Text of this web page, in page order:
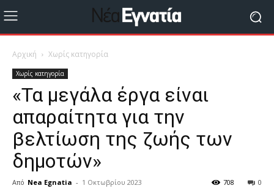
Αρχική Χωρίς κατηγορία
Χωρίς κατηγορία
«Τα μεγάλα έργα είναι
απαραίτητα για την
βελτίωση της ζωής των
δημοτών»
Από Nea Egnatia - 1 Οκτωβρίου 2023 0
708